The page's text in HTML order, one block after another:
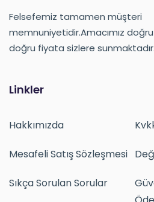
Felsefemiz tamamen müşteri
memnuniyetidir.Amacımız
doğru fiyata sizlere sunmaktadır.
Linkler
Hakkımızda
Mesafeli Satış Sözleşmesi
Sıkça Sorulan Sorular